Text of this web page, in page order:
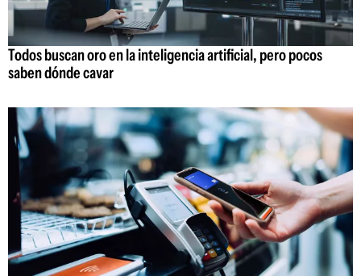
Todos buscan oro en la inteligencia artificial, pero pocos
saben dónde cavar